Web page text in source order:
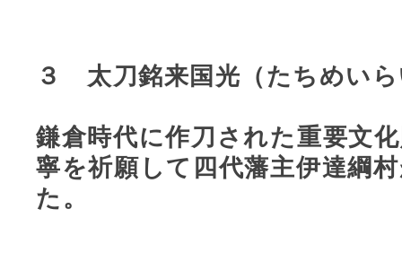
３ 太刀銘来国光（たちめい
鎌倉時代に作刀された重要文
寧を祈願して四代藩主伊達綱
た。